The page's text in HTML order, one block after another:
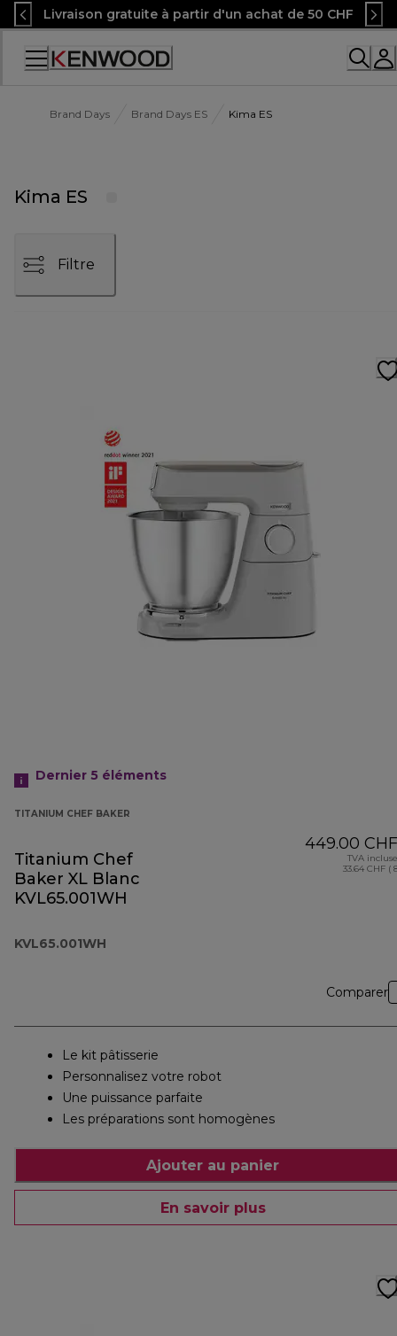
Skip
to
Content
Livraison gratuite à partir d'un achat de 50 CHF
Accessibility
Brand Days Brand Days ES Kima ES
Kima ES
Filtre
Dernier 5 éléments
TITANIUM CHEF BAKER
Titanium Chef
Baker XL Blanc
KVL65.001WH
KVL65.001WH
449.00 CHF
TVA
33.64 CHF (
Comparer
Le kit pâtisserie
Personnalisez votre robot
Une puissance parfaite
Les préparations sont homogènes
Ajouter au panier
En savoir plus